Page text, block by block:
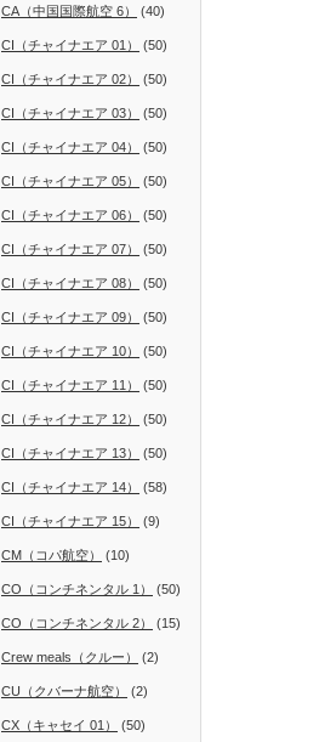
CA（中国国際航空 6） (40)
CI（チャイナエア 01） (50)
CI（チャイナエア 02） (50)
CI（チャイナエア 03） (50)
CI（チャイナエア 04） (50)
CI（チャイナエア 05） (50)
CI（チャイナエア 06） (50)
CI（チャイナエア 07） (50)
CI（チャイナエア 08） (50)
CI（チャイナエア 09） (50)
CI（チャイナエア 10） (50)
CI（チャイナエア 11） (50)
CI（チャイナエア 12） (50)
CI（チャイナエア 13） (50)
CI（チャイナエア 14） (58)
CI（チャイナエア 15） (9)
CM（コパ航空） (10)
CO（コンチネンタル 1） (50)
CO（コンチネンタル 2） (15)
Crew meals（クルー） (2)
CU（クバーナ航空） (2)
CX（キャセイ 01） (50)